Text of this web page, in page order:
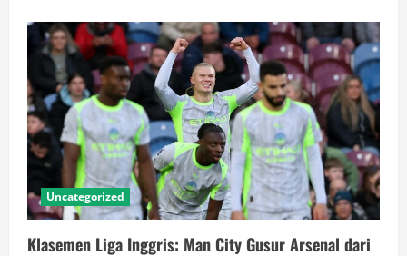
Keras
untuk
Kelab
Malam
di
PIK
Usai
Ditindak
Bareskrim
Uncategorized
Klasemen Liga Inggris: Man City Gusur Arsenal dari